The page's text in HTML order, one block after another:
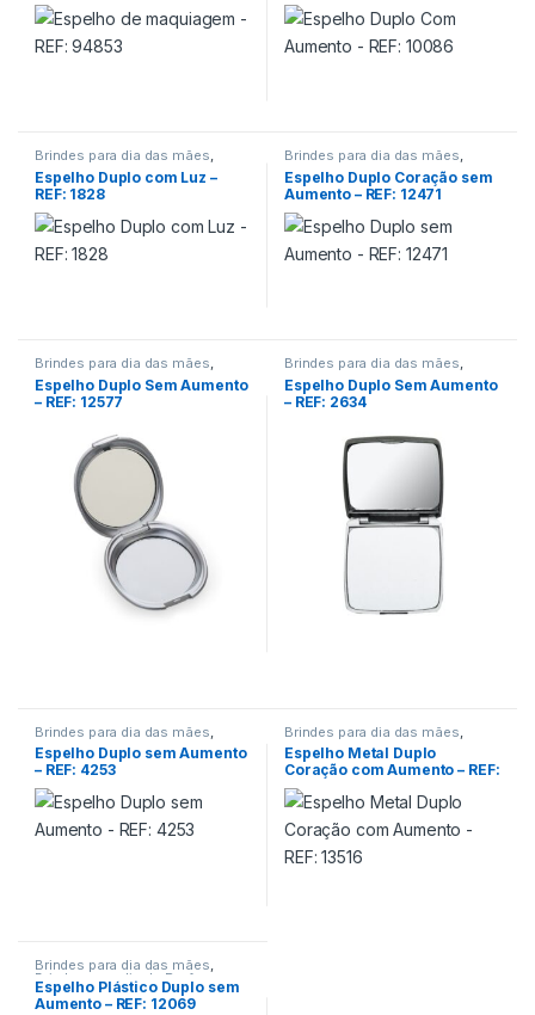
Brindes para dia das mães,
Brindes para dia do Professor
Encontro de Funcionários
Viagem/Lazer/Uso Pessoal
Espelho Duplo com Luz –
REF: 1828
Brindes para dia das mães,
Brindes para dia do Aluno
Encontro de Funcionários,Linha
Feminina, Viagem/Lazer/Uso
Espelho Duplo Coração sem
Aumento – REF: 12471
Brindes para dia das mães,
Brindes para dia do Aluno
Encontro de Funcionários,Linha
Feminina,Viagem/Lazer/Uso
Espelho Duplo Sem Aumento
– REF: 12577
Brindes para dia das mães,
Brindes para dia do Professor
Encontro de Funcionários,
Viagem/Lazer/Uso Pessoal
Espelho Duplo Sem Aumento
– REF: 2634
Brindes para dia das mães
Brindes para dia do Professor
Encontro de Funcionários,Linha
Feminina,Viagem/Lazer/Uso
Espelho Duplo sem Aumento
– REF: 4253
Brindes para dia das mães
Brindes para dia do Professor
Encontro de Funcionários
Feminina, Viagem/Lazer/Uso
Pessoal
Espelho Metal Duplo
Coração com Aumento – REF:
13516
Brindes para dia das mães,
Brindes para dia do Professor
Encontro de Funcionários ,
Viagem/Lazer/Uso Pessoal
Espelho Plástico Duplo sem
Aumento – REF: 12069